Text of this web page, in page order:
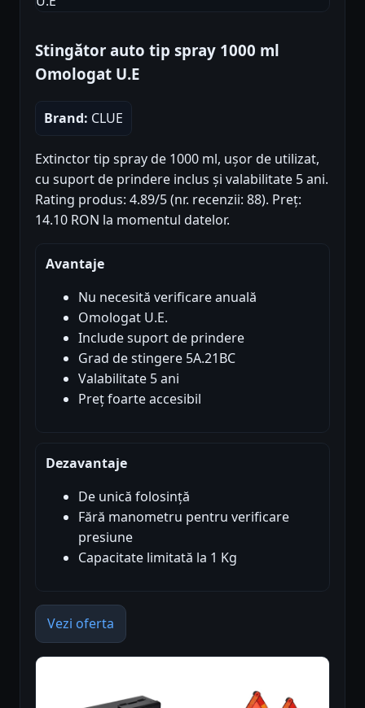
Stingător auto tip spray 1000 ml
Omologat U.E
Brand: CLUE
Extinctor tip spray de 1000 ml, ușor de utilizat,
cu suport de prindere inclus și valabilitate 5 ani.
Rating produs: 4.89/5 (nr. recenzii: 88). Preț:
14.10 RON la momentul datelor.
Avantaje
Nu necesită verificare anuală
Omologat U.E.
Include suport de prindere
Grad de stingere 5A.21BC
Valabilitate 5 ani
Preț foarte accesibil
Dezavantaje
De unică folosință
Fără manometru pentru verificare
presiune
Capacitate limitată la 1 Kg
Vezi oferta